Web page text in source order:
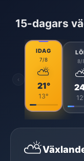
15-dagars
‹
IDAG
7/8
⛅
21°
13°
8/
⛅